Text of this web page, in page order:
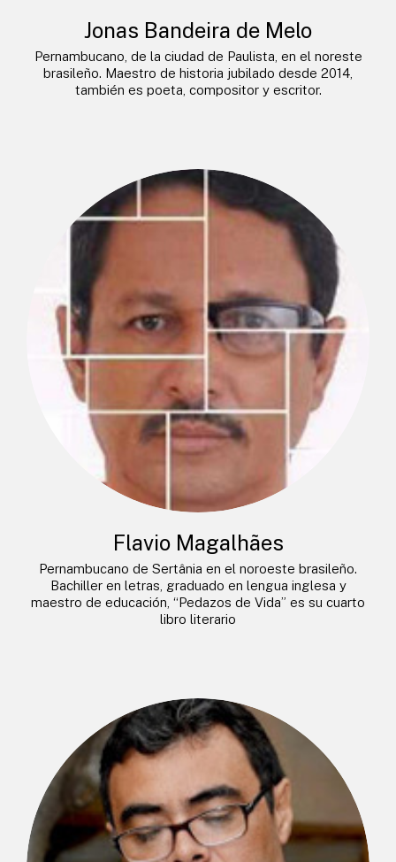
Jonas Bandeira de Melo
Pernambucano, de la ciudad de Paulista, en el noreste
brasileño. Maestro de historia jubilado desde 2014,
también es poeta, compositor y escritor.
Flavio Magalhães
Pernambucano de Sertânia en el noroeste brasileño.
Bachiller en letras, graduado en lengua inglesa y
maestro de educación, “Pedazos de Vida” es su cuarto
libro literario